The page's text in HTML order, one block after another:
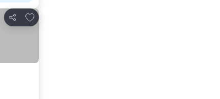
Partilhar
Adicionar aos favoritos